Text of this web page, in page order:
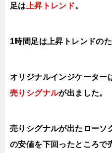
足は
上昇トレンド。
1時間足は上昇トレンドのた
オリジナルインジケーター
売りシグナルが出ました。
売りシグナルが出たローソ
の安値を下回ったところで